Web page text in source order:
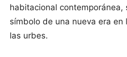
habitacional contemporánea,
símbolo de una nueva era en
las urbes.